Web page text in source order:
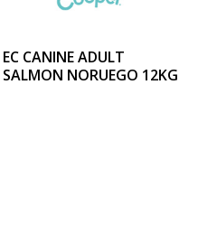
EC CANINE ADULT
SALMON NORUEGO 12KG